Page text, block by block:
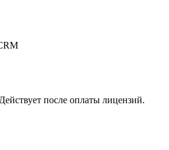
после оплаты лицензий.